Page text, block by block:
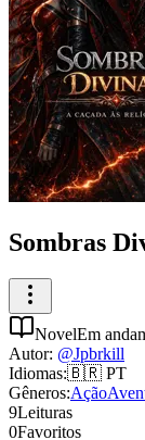
Sombras
NovelEm
Autor: @Jpbrkill
Idiomas:🇧🇷 PT
Gêneros:Ação
9Leituras
0Favoritos